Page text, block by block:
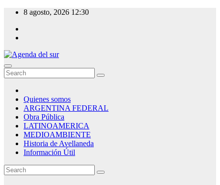
Skip
content
8 agosto, 2026 12:30
Agenda del sur
Quienes somos
ARGENTINA FEDERAL
Obra Pública
LATINOAMERICA
MEDIOAMBIENTE
Historia de Avellaneda
Información Útil